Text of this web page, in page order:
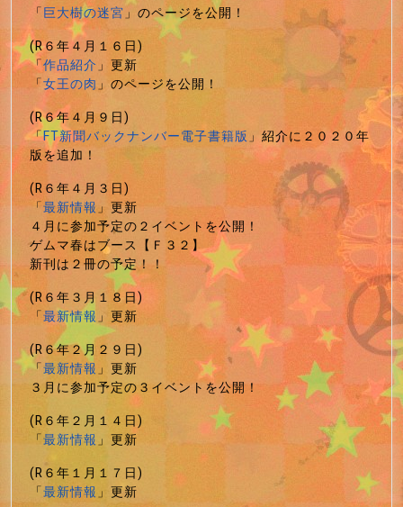
「巨大樹の迷宮」のページを公開！
(R６年４月１６日)
「作品紹介」更新
「女王の肉」のページを公開！
(R６年４月９日)
「FT新聞バックナンバー電子書籍版」紹介に２０２０年
版を追加！
(R６年４月３日)
「最新情報」更新
４月に参加予定の２イベントを公開！
ゲムマ春はブース【Ｆ３２】
新刊は２冊の予定！！
(R６年３月１８日)
「最新情報」更新
(R６年２月２９日)
「最新情報」更新
３月に参加予定の３イベントを公開！
(R６年２月１４日)
「最新情報」更新
(R６年１月１７日)
「最新情報」更新